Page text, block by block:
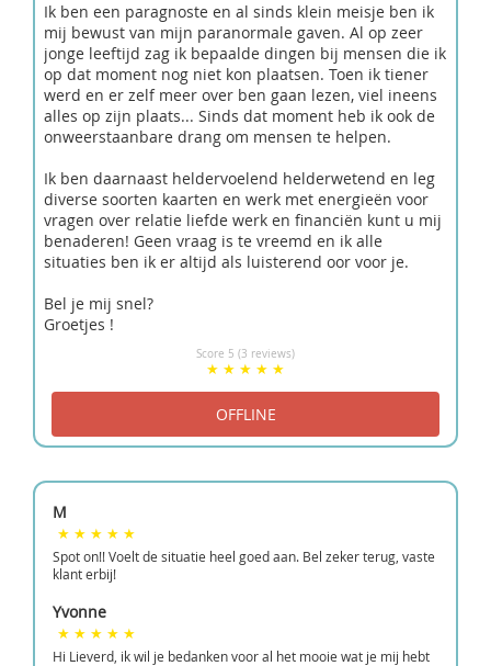
Ik ben een paragnoste en al sinds klein meisje ben ik
mij bewust van mijn paranormale gaven. Al op zeer
jonge leeftijd zag ik bepaalde dingen bij mensen die ik
op dat moment nog niet kon plaatsen. Toen ik tiener
werd en er zelf meer over ben gaan lezen, viel ineens
alles op zijn plaats... Sinds dat moment heb ik ook de
onweerstaanbare drang om mensen te helpen.
Ik ben daarnaast heldervoelend helderwetend en leg
diverse soorten kaarten en werk met energieën voor
vragen over relatie liefde werk en financiën kunt u mij
benaderen! Geen vraag is te vreemd en ik alle
situaties ben ik er altijd als luisterend oor voor je.
Bel je mij snel?
Groetjes !
Score 5 (3 reviews)
M
Spot on!! Voelt de situatie heel goed aan. Bel zeker terug, vaste
klant erbij!
Yvonne
Hi Lieverd, ik wil je bedanken voor al het mooie wat je mij hebt